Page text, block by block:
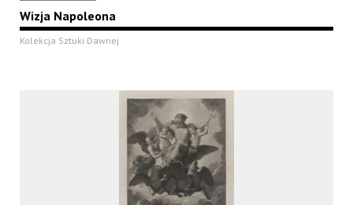
Wizja Napoleona
Kolekcja Sztuki Dawnej